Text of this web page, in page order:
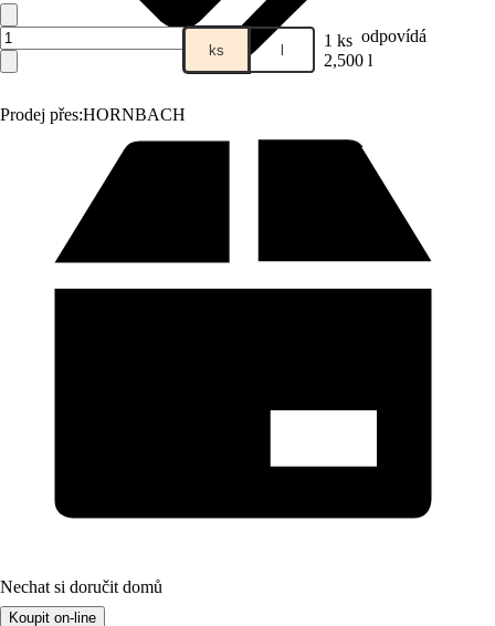
Prodej přes:HORNBACH
ks l 1 ks odpovídá
2,500 l
Nechat si doručit domů
Koupit on-line